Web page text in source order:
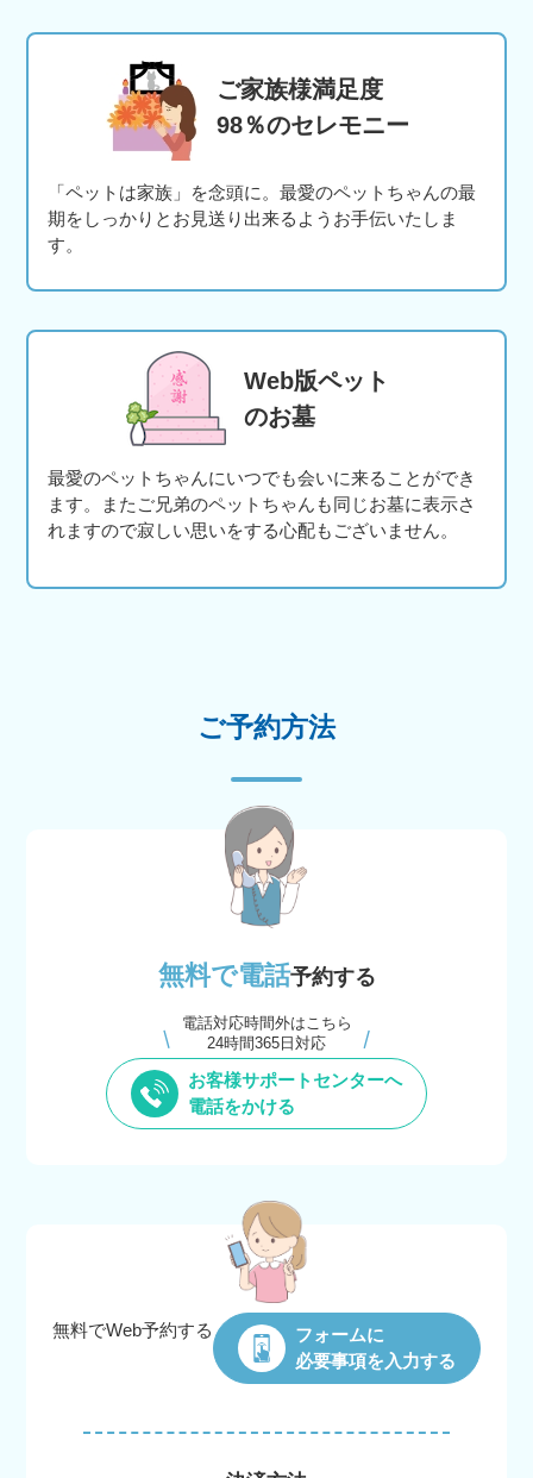
ご家族様満足度
98％のセレモニー
「ペットは家族」を念頭に。最愛のペットちゃんの最
期をしっかりとお見送り出来るようお手伝いたしま
す。
Web版ペット
のお墓
最愛のペットちゃんにいつでも会いに来ることができ
ます。またご兄弟のペットちゃんも同じお墓に表示さ
れますので寂しい思いをする心配もございません。
ご予約方法
無料で電話予約する
電話対応時間外はこちら
24時間365日対応
お客様サポートセンターへ
電話をかける
無料でWeb予約する
フォームに
必要事項を入力する